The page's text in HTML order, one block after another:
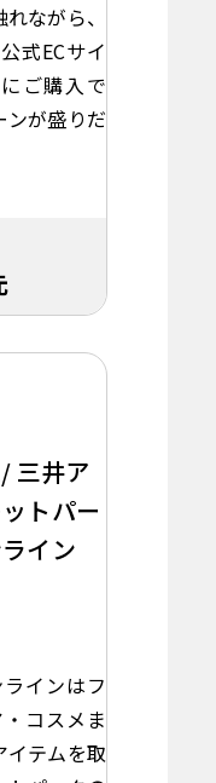
ながら、
式ECサイ
ご購入で
ンが盛りだ
三井ア
トパー
イン
インはフ
コスメま
イテムを取